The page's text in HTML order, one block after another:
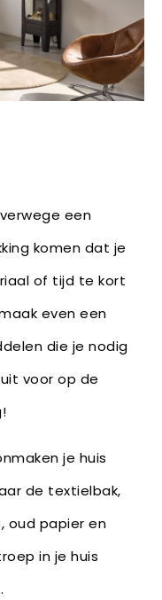
een
komen dat je
of tijd te kort
even een
die je nodig
voor op de
je huis
de textielbak,
oud papier en
in je huis